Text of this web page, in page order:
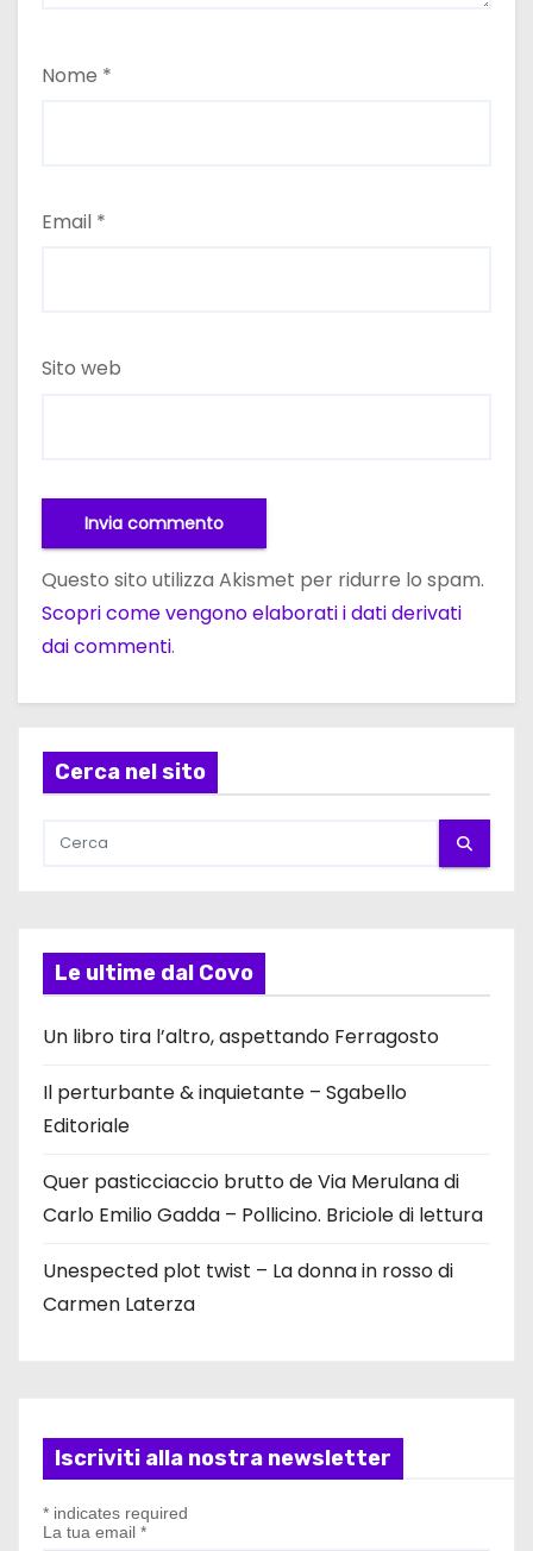
Nome *
Email *
Sito web
Questo sito utilizza Akismet per ridurre lo spam.
Scopri come vengono elaborati i dati derivati
dai commenti.
Cerca nel sito
Le ultime dal Covo
Un libro tira l’altro, aspettando Ferragosto
Il perturbante & inquietante – Sgabello
Editoriale
Quer pasticciaccio brutto de Via Merulana di
Carlo Emilio Gadda – Pollicino. Briciole di lettura
Unespected plot twist – La donna in rosso di
Carmen Laterza
Iscriviti alla nostra newsletter
* indicates required
La tua email *